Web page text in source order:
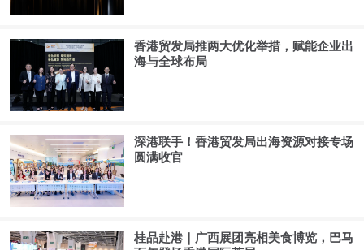
香港贸发局推两大优化举措，赋能企业出
海与全球布局
深港联手！香港贸发局出海资源对接专场
圆满收官
桂品赴港｜广西展团亮相美食博览，巴马